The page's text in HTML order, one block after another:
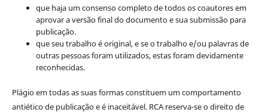
que haja um consenso completo de todos os coautores em
aprovar a versão final do documento e sua submissão para
publicação.
que seu trabalho é original, e se o trabalho e/ou palavras de
outras pessoas foram utilizados, estas foram devidamente
reconhecidas.
Plágio em todas as suas formas constituem um comportamento
antiético de publicação e é inaceitável. RCA reserva-se o direito de